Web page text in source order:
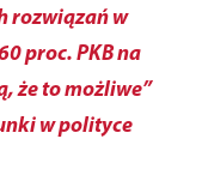
rozwiązań w
proc. PKB na
że to możliwe”
w polityce